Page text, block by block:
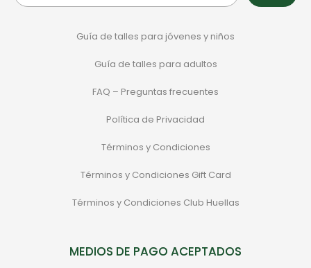
Guía de talles para jóvenes y niños
Guía de talles para adultos
FAQ – Preguntas frecuentes
Política de Privacidad
Términos y Condiciones
Términos y Condiciones Gift Card
Términos y Condiciones Club Huellas
MEDIOS DE PAGO ACEPTADOS